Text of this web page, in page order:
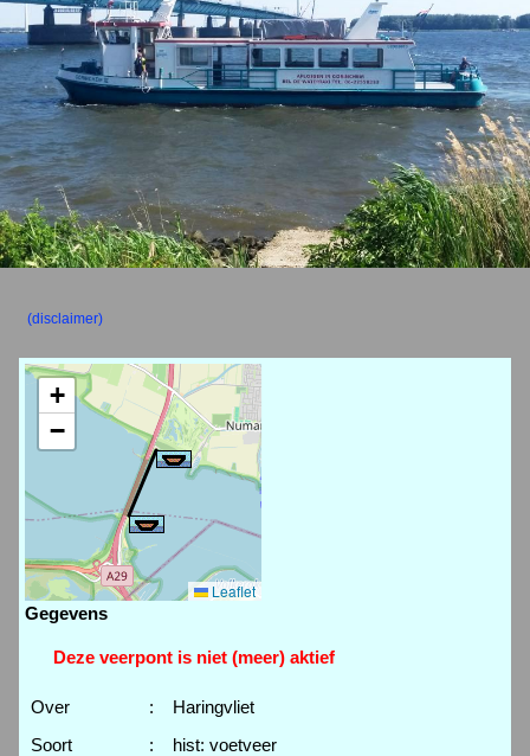
(disclaimer)
+
−
Leaflet
Gegevens
Deze veerpont is niet (meer) aktief
Over :
Haringvliet
Soort
:
hist: voetveer